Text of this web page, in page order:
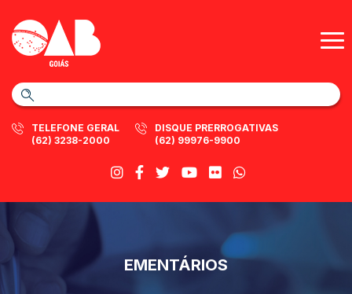
TELEFONE GERAL
(62) 3238-2000
DISQUE PRERROGATIVAS
(62) 99976-9900
EMENTÁRIOS